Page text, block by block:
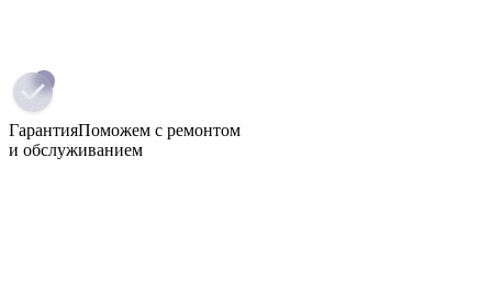
ГарантияПоможем с ремонтом
и обслуживанием